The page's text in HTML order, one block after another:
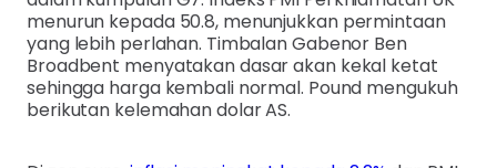
menurun kepada 50.8, menunjukkan permintaan
yang lebih perlahan. Timbalan Gabenor Ben
Broadbent menyatakan dasar akan kekal ketat
sehingga harga kembali normal. Pound mengukuh
berikutan kelemahan dolar AS.